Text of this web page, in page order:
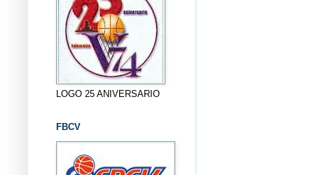
LOGO 25 ANIVERSARIO
FBCV